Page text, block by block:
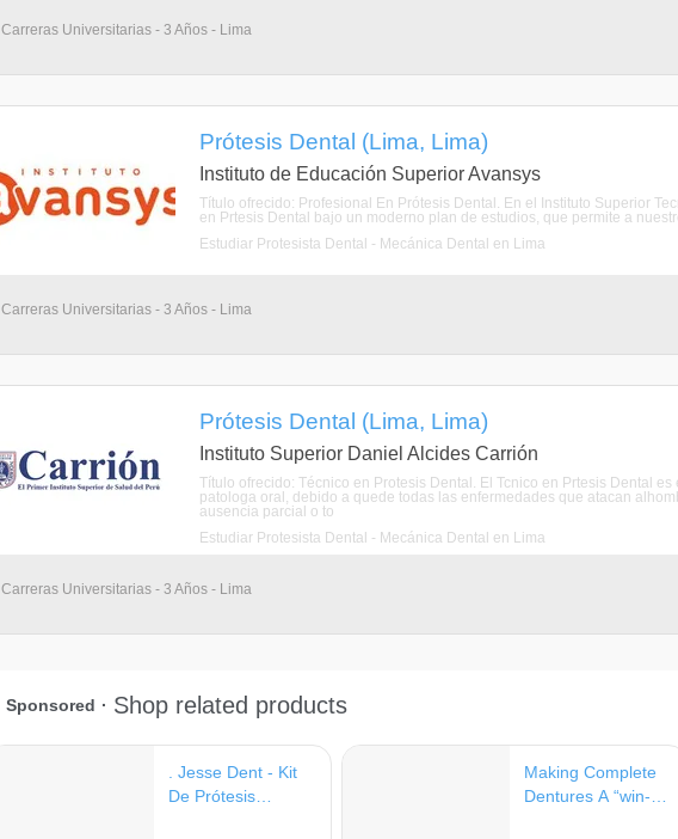
Carreras Universitarias - 3 Años - Lima
Prótesis Dental (Lima, Lima)
Instituto de Educación Superior Avansys
Título ofrecido: Profesional En Prótesis Dental. En el Instituto Superior
en Prtesis Dental bajo un moderno plan de estudios, que permite a
Estudiar Protesista Dental - Mecánica Dental en Lima
Carreras Universitarias - 3 Años - Lima
Prótesis Dental (Lima, Lima)
Instituto Superior Daniel Alcides Carrión
Título ofrecido: Técnico en Protesis Dental. El Tcnico en Prtesis Dental
patologa oral, debido a quede todas las enfermedades que atacan
ausencia parcial o to
Estudiar Protesista Dental - Mecánica Dental en Lima
Carreras Universitarias - 3 Años - Lima